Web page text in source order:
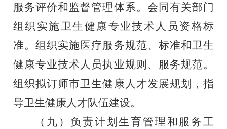
服务评价和监督管理体系。会同有关部门
组织 实施卫生健康专业技术人员资格标
准。组织实施医疗服务规范、 标准和卫生
健康专业技术人员执业规则、服务规范。
组织拟订师市卫生健康人才发展规划，指
导卫生健康人才队伍建设。
（九）负责计划生育管理和服务工